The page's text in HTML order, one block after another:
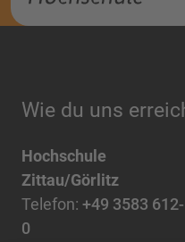
Wie du uns
Hochschule
Zittau/Görlitz
Telefon: +49 3583 612-
0